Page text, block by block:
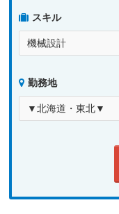
スキル
勤務地